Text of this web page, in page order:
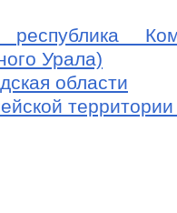
республика
Урала)
области